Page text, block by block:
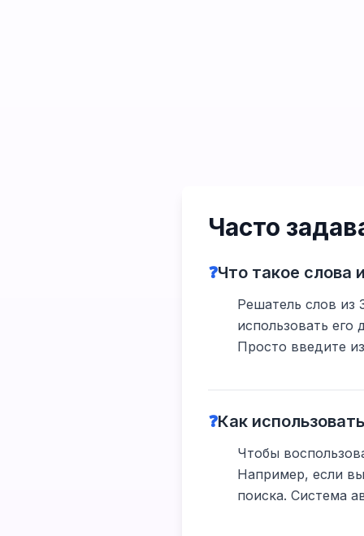
Часто
❓Что такое слова
Решатель слов из
использовать
Просто введите
❓Как
Чтобы
Например, если
поиска. Система